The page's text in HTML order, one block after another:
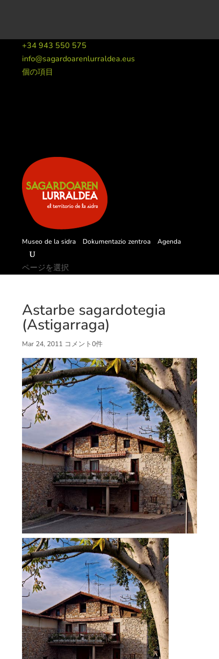
+34 943 550 575
info@sagardoarenlurraldea.eus
個の項目
Museo de la sidra Dokumentazio zentroa Agenda
ページを選択
Astarbe sagardotegia
(Astigarraga)
Mar 24, 2011 コメント0件